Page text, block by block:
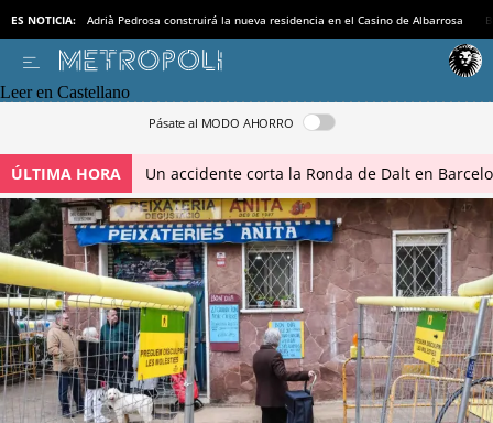
ES NOTICIA: Adrià Pedrosa construirá la nueva residencia en el Casino de Albarrosa
Leer en Castellano
Pásate al MODO AHORRO
ÚLTIMA HORA Un accidente corta la Ronda de Dalt en